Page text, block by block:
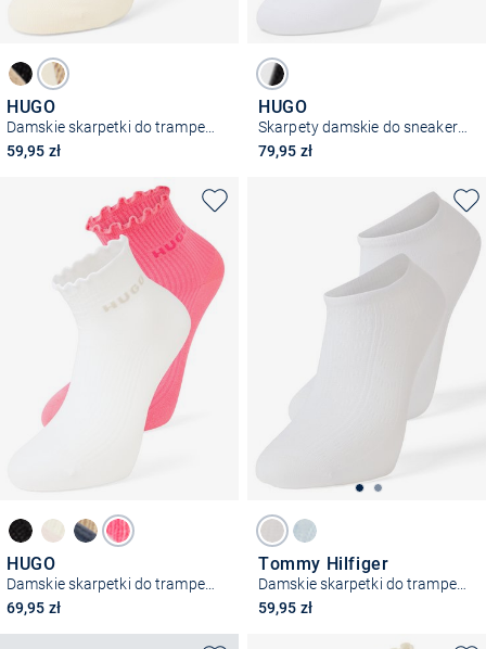
HUGO
Damskie skarpetki do trampek w 2-paku - logo Leo
59,95 zł
HUGO
Skarpety damskie do sneakersów w zestawie 3 par – AS Monogram CC
79,95 zł
HUGO
Damskie skarpetki do trampek w 2-paku - Sałata
69,95 zł
Tommy Hilfiger
Damskie skarpetki do trampek w 2-paku
59,95 zł